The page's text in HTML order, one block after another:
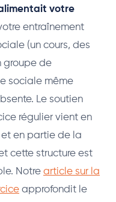
votre
entraînement
(un cours, des
groupe de
sociale même
Le soutien
régulier vient en
en partie de la
cette structure est
Notre article sur la
approfondit le